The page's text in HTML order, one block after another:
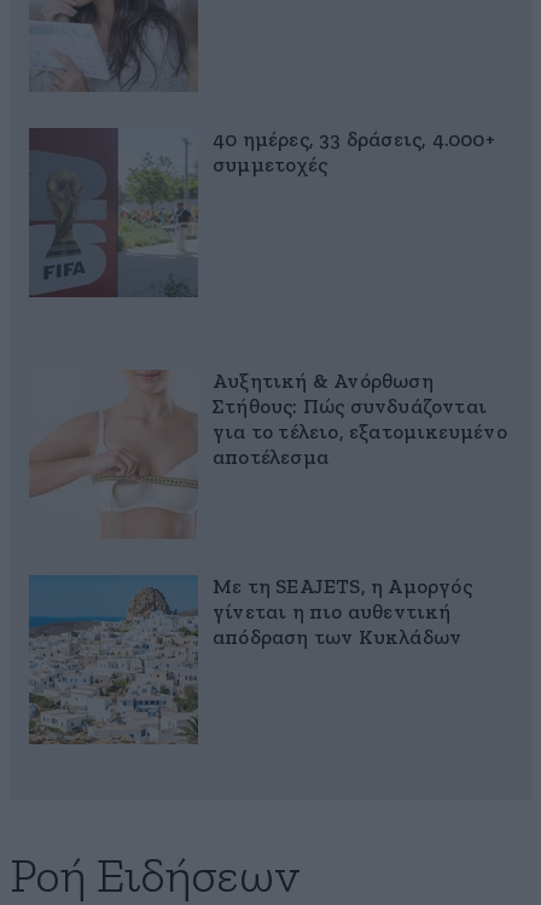
40 ημέρες, 33 δράσεις, 4.000+
συμμετοχές
Αυξητική & Ανόρθωση
Στήθους: Πώς συνδυάζονται
για το τέλειο, εξατομικευμένο
αποτέλεσμα
Με τη SEAJETS, η Αμοργός
γίνεται η πιο αυθεντική
απόδραση των Κυκλάδων
Ροή Ειδήσεων